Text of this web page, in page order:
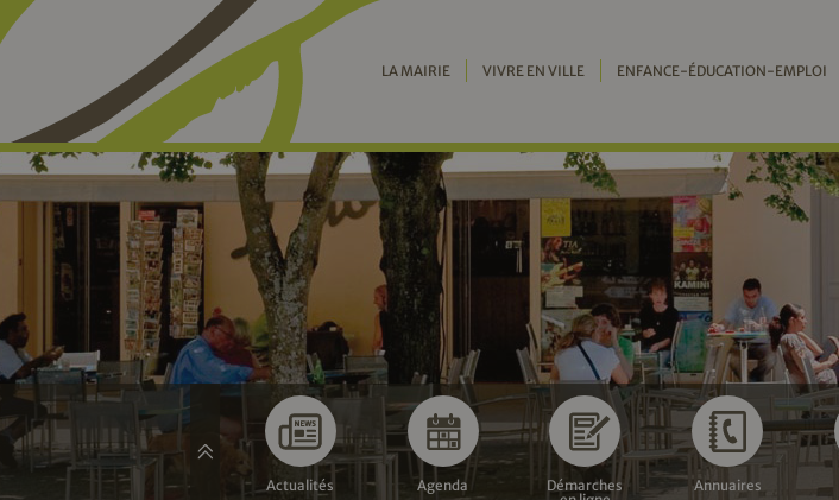
LA MAIRIE VIVRE EN VILLE ENFANCE-ÉDUCATION-EMPLOI
Actualités Agenda
Démarches
Annuaires